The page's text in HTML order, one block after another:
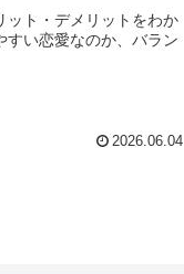
ット・デメリットをわか
すい恋愛なのか、バラン
2026.06.04